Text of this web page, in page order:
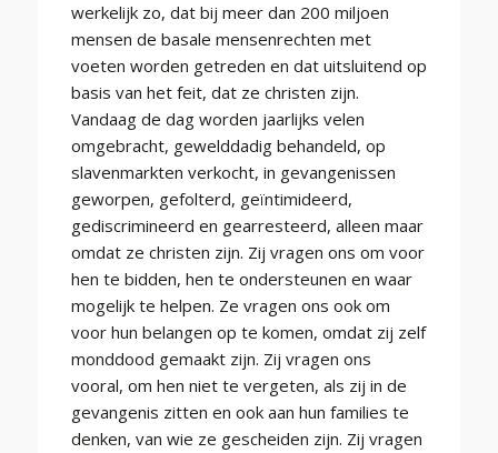
werkelijk zo, dat bij meer dan 200 miljoen
mensen de basale mensenrechten met
voeten worden getreden en dat uitsluitend op
basis van het feit, dat ze christen zijn.
Vandaag de dag worden jaarlijks velen
omgebracht, gewelddadig behandeld, op
slavenmarkten verkocht, in gevangenissen
geworpen, gefolterd, geïntimideerd,
gediscrimineerd en gearresteerd, alleen maar
omdat ze christen zijn. Zij vragen ons om voor
hen te bidden, hen te ondersteunen en waar
mogelijk te helpen. Ze vragen ons ook om
voor hun belangen op te komen, omdat zij zelf
monddood gemaakt zijn. Zij vragen ons
vooral, om hen niet te vergeten, als zij in de
gevangenis zitten en ook aan hun families te
denken, van wie ze gescheiden zijn. Zij vragen